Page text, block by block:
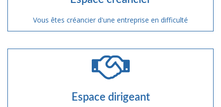
Vous êtes créancier d'une entreprise en difficulté
Espace dirigeant